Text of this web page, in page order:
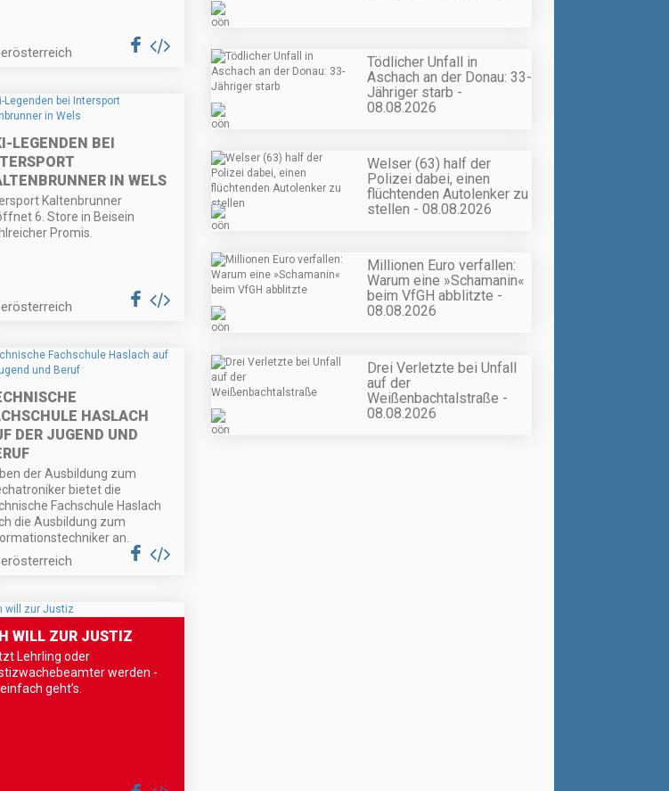
LEGENDEN BEI
IN WELS
Kaltenbrunner
6. Store in Beisein
Promis.
HASLACH
DER JUGEND UND
der Ausbildung zum
bietet die
Fachschule Haslach
die Ausbildung zum
an.
WILL ZUR JUSTIZ
Lehrling oder
werden -
geht’s.
Tödlicher Unfall in
Aschach an der Donau: 33-
Jähriger starb -
08.08.2026
Welser (63) half der
Polizei dabei, einen
flüchtenden Autolenker zu
stellen - 08.08.2026
Millionen Euro verfallen:
Warum eine »Schamanin«
beim VfGH abblitzte -
08.08.2026
Drei Verletzte bei Unfall
auf der
Weißenbachtalstraße -
08.08.2026